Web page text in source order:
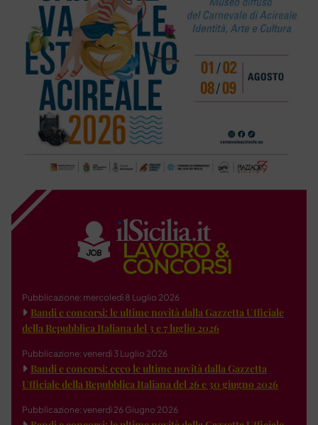
Pubblicazione: mercoledì 8 Luglio 2026
Bandi e concorsi: le ultime novità dalla Gazzetta Ufficiale
della Repubblica Italiana del 3 e 7 luglio 2026
Pubblicazione: venerdì 3 Luglio 2026
Bandi e concorsi: ecco le ultime novità dalla Gazzetta
Ufficiale della Repubblica Italiana del 26 e 30 giugno 2026
Pubblicazione: venerdì 26 Giugno 2026